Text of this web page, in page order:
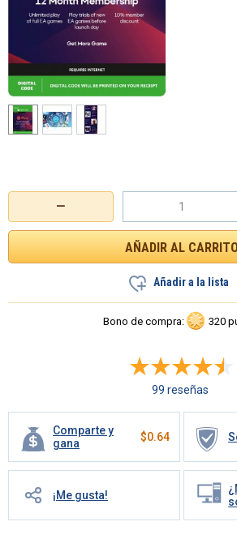
−
Añadir a la lista
Bono de compra: 320
99 reseñas
Comparte y
gana
$0.64
¡Me gusta!